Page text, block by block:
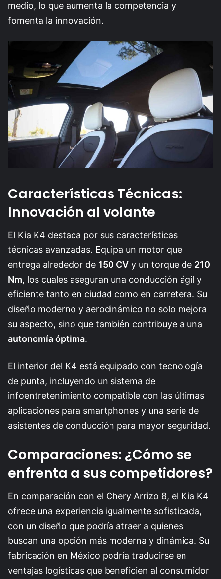
medio, lo que aumenta la competencia y
fomenta la innovación.
Características Técnicas:
Innovación al volante
El Kia K4 destaca por sus características
técnicas avanzadas. Equipa un motor que
entrega alrededor de 150 CV y un torque de 210
Nm, los cuales aseguran una conducción ágil y
eficiente tanto en ciudad como en carretera. Su
diseño moderno y aerodinámico no solo mejora
su aspecto, sino que también contribuye a una
autonomía óptima.
El interior del K4 está equipado con tecnología
de punta, incluyendo un sistema de
infoentretenimiento compatible con las últimas
aplicaciones para smartphones y una serie de
asistentes de conducción para mayor seguridad.
Comparaciones: ¿Cómo se
enfrenta a sus competidores?
En comparación con el Chery Arrizo 8, el Kia K4
ofrece una experiencia igualmente sofisticada,
con un diseño que podría atraer a quienes
buscan una opción más moderna y dinámica. Su
fabricación en México podría traducirse en
ventajas logísticas que beneficien al consumidor